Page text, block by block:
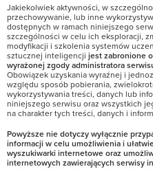
Jakiekolwiek aktywności, w
przechowywanie, lub inne
dostępnych w ramach niniejszego
szczególności w celu ich eksploracji,
modyfikacji i szkolenia systemów
sztucznej inteligencji jest zabronione
wyrażonej zgody administratora
Obowiązek uzyskania wyraźnej i
względu sposób pobierania,
wykorzystywania treści, danych lub
niniejszego serwisu oraz wszystkich
na charakter tych treści, danych i
Powyższe nie dotyczy wyłącznie
informacji w celu umożliwienia i
wyszukiwarki internetowe oraz
internetowych zawierających serwisy